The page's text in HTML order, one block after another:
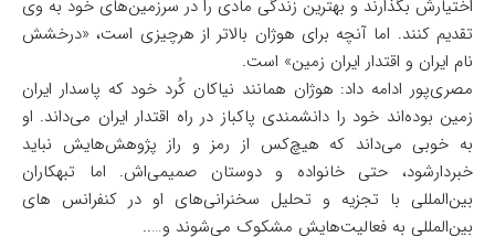
اختیارش بگذارند و بهترین زندگی مادی را در سرزمین‌های خود به وی
تقدیم کنند. اما آنچه برای هوژان بالاتر از هرچیزی است، «درخشش
نام ایران و اقتدار ایران زمین» است.
مصری‌پور ادامه داد: هوژان همانند نیاکان کُرد خود که پاسدار ایران
زمین بوده‌اند خود را دانشمندی پاکباز در راه اقتدار ایران می‌داند. او
به خوبی می‌داند که هیچ‌کس از رمز و راز پژوهش‌هایش نباید
خبردارشود، حتی خانواده و دوستان صمیمی‌اش. اما تبهکاران
بین‌المللی با تجزیه و تحلیل سخنرانی‌های او در کنفرانس های
بین‌المللی به فعالیت‌هایش مشکوک می‌شوند و…..